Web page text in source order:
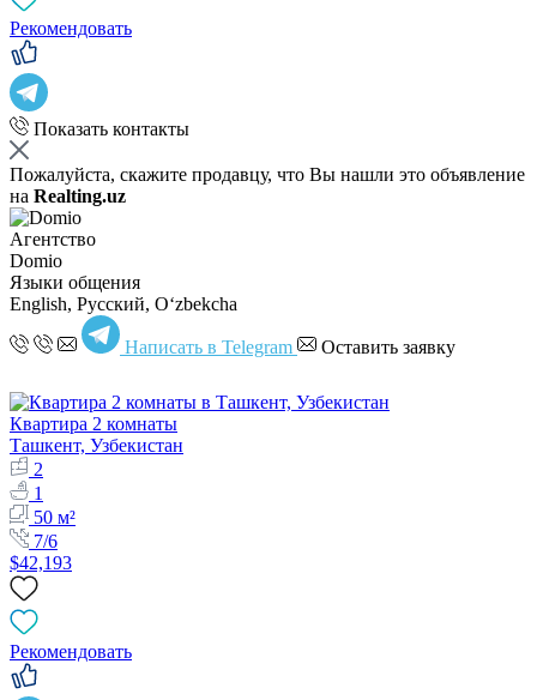
Рекомендовать
Показать контакты
Пожалуйста, скажите продавцу, что Вы нашли это объявление
на Realting.uz
Агентство
Domio
Языки общения
English, Русский, Oʻzbekcha
Написать в Telegram Оставить заявку
Квартира 2 комнаты
Ташкент, Узбекистан
2
1
50 м²
7/6
$42,193
Рекомендовать